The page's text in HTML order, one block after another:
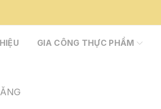
GIA CÔNG THỰC PHẨM